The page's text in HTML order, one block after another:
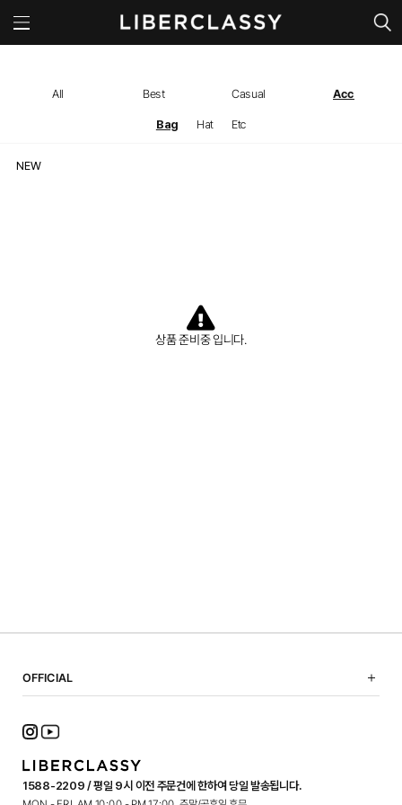
All Best Casual Acc
Bag Hat Etc
상품 준비중 입니다.
OFFICIAL
SHOPPING GUIDE
TERMS OF USE
PRIVACY POLICY
1588-2209 / 평일 9시 이전 주문건에 한하여 당일 발송됩니다.